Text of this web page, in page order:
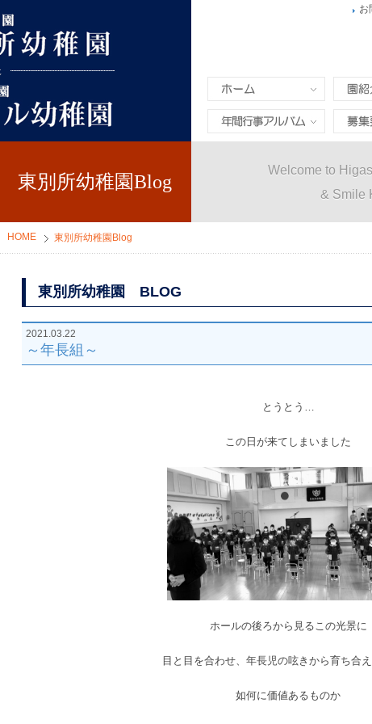
お
園紹介
年間行事&アルバム 募集要
東別所幼稚園Blog
Welcome to
& Smile
HOME 東別所幼稚園Blog
東別所幼稚園 BLOG
2021.03.22
～年長組～
とうとう…
この日が来てしまいました
ホールの後ろから見るこの光景に
目と目を合わせ、年長児の呟きから育ち合
如何に価値あるものか